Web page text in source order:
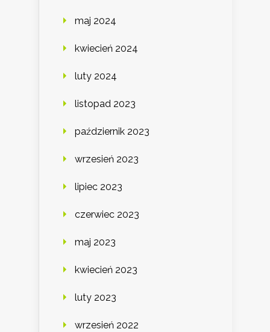
maj 2024
kwiecień 2024
luty 2024
listopad 2023
październik 2023
wrzesień 2023
lipiec 2023
czerwiec 2023
maj 2023
kwiecień 2023
luty 2023
wrzesień 2022